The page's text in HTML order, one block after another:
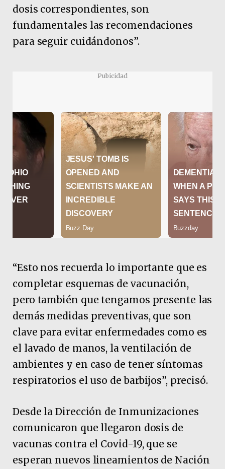
dosis correspondientes, son
fundamentales las recomendaciones
para seguir cuidándonos”.
Pubicidad
“Esto nos recuerda lo importante que es
completar esquemas de vacunación,
pero también que tengamos presente las
demás medidas preventivas, que son
clave para evitar enfermedades como es
el lavado de manos, la ventilación de
ambientes y en caso de tener síntomas
respiratorios el uso de barbijos”, precisó.
Desde la Dirección de Inmunizaciones
comunicaron que llegaron dosis de
vacunas contra el Covid-19, que se
esperan nuevos lineamientos de Nación